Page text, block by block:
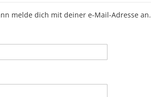
melde dich mit deiner e-Mail-Adresse an.